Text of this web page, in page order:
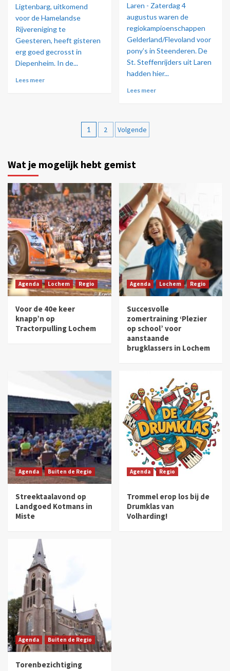
Ligtenbarg, uitkomend
voor de Hamelandse
Rijvereniging te
Geesteren, heeft gisteren
erg goed gecrosst in
Diepenheim. In de...
Lees meer
Laren - Zaterdag 4
augustus waren de
regiokampioenschappen
Gelderland/Flevoland voor
pony’s in Steenderen. De
St. Steffenrijders uit Laren
hadden hier...
Lees meer
1 2 Volgende
Wat je mogelijk hebt gemist
Agenda Lochem Regio
Voor de 40e keer
knapp’n op
Tractorpulling Lochem
Agenda Lochem Regio
Succesvolle
zomertraining ‘Plezier
op school’ voor
aanstaande
brugklassers in Lochem
Agenda Buiten de Regio
Streektaalavond op
Landgoed Kotmans in
Miste
Agenda Regio
Trommel erop los bij de
Drumklas van
Volharding!
Agenda Buiten de Regio
Torenbezichtiging